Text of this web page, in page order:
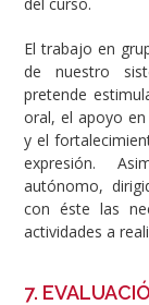
El trabajo en
de nuestro
pretende
oral, el apoyo
y el
expresión.
autónomo,
con éste las
actividades a
7.